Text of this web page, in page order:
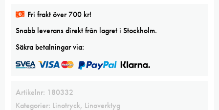
mängdFri frakt över 700 kr!
Snabb leverans direkt från lagret i Stockholm.
Säkra betalningar via:
Artikelnr: 180332
Kategorier: Linotryck, Linoverktyg